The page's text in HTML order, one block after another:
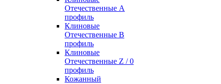
Отечественные А
профиль
Клиновые
Отечественные В
профиль
Клиновые
Отечественные Z / 0
профиль
Кожанный